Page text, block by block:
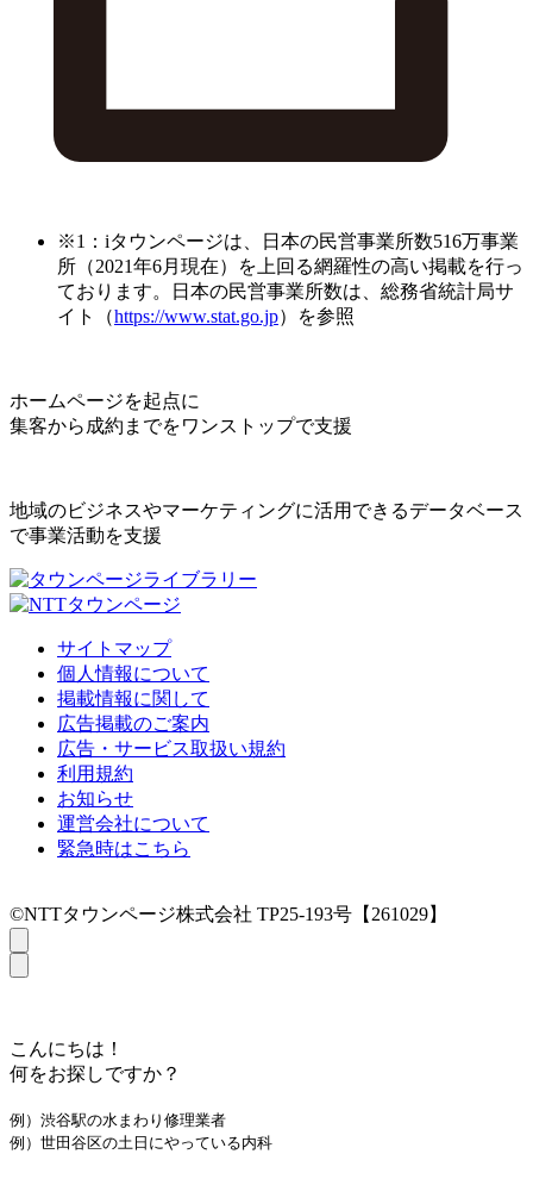
※1：iタウンページは、日本の民営事業所数516万事業
所（2021年6月現在）を上回る網羅性の高い掲載を行っ
ております。日本の民営事業所数は、総務省統計局サ
イト（https://www.stat.go.jp）を参照
ホームページを起点に
集客から成約までをワンストップで支援
地域のビジネスやマーケティングに活用できるデータベース
で事業活動を支援
サイトマップ
個人情報について
掲載情報に関して
広告掲載のご案内
広告・サービス取扱い規約
利用規約
お知らせ
運営会社について
緊急時はこちら
©NTTタウンページ株式会社 TP25-193号【261029】
こんにちは！
何をお探しですか？
例）渋谷駅の水まわり修理業者
例）世田谷区の土日にやっている内科